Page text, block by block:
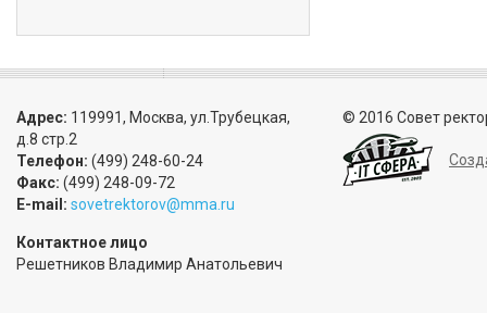
Адрес: 119991, Москва, ул.Трубецкая,
д.8 стр.2
Телефон: (499) 248-60-24
Факс: (499) 248-09-72
E-mail: sovetrektorov@mma.ru
Контактное лицо
Решетников Владимир Анатольевич
© 2016 Совет